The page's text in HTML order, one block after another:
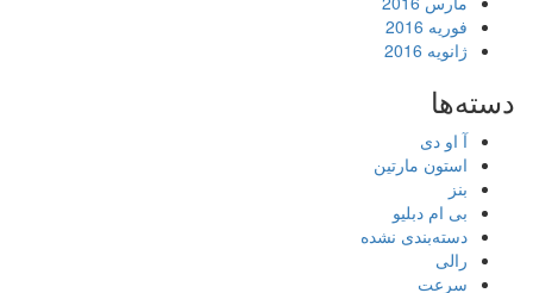
فوریه 2016
ژانویه 2016
دسته‌ها
آ او دی
استون مارتین
بنز
بی ام دبلیو
دسته‌بندی نشده
رالی
سرعت